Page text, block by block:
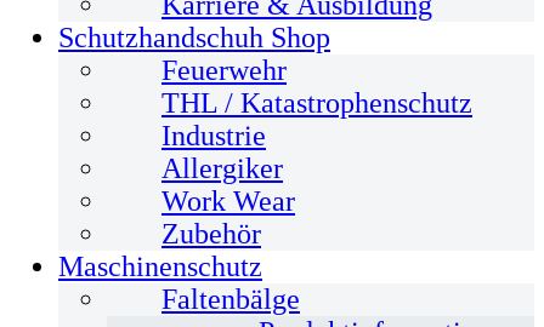
Schutzhandschuh Shop
Feuerwehr
THL / Katastrophenschutz
Industrie
Allergiker
Work Wear
Zubehör
Maschinenschutz
Faltenbälge